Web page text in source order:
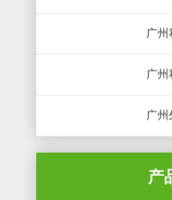
广州
广州
广州
产